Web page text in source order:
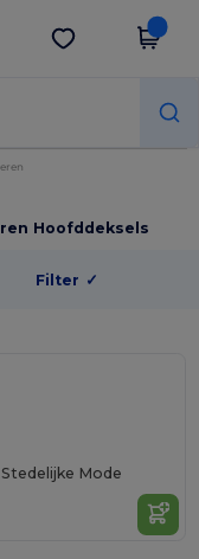
Download app
Hoofddeksels
Filter ✓
Mode